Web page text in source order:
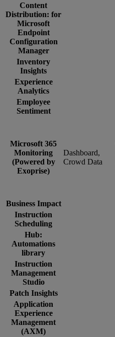
Content
Distribution: for
Microsoft
Endpoint
Configuration
Manager
Inventory
Insights
Experience
Analytics
Employee
Sentiment
Microsoft 365
Monitoring
(Powered by
Exoprise)
Dashboard,
Crowd Data
Business Impact
Instruction
Scheduling
Hub:
Automations
library
Instruction
Management
Studio
Patch Insights
Application
Experience
Management
(AXM)